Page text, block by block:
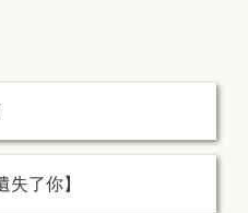
了你】